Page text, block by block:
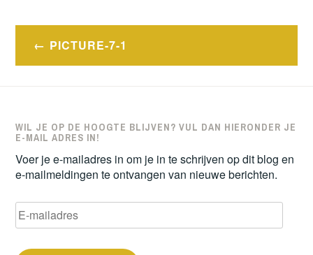
Bericht
navigatie
PICTURE-7-1
WIL JE OP DE HOOGTE BLIJVEN? VUL DAN HIERONDER JE
E-MAIL ADRES IN!
Voer je e-mailadres in om je in te schrijven op dit blog en
e-mailmeldingen te ontvangen van nieuwe berichten.
E-
mailadres